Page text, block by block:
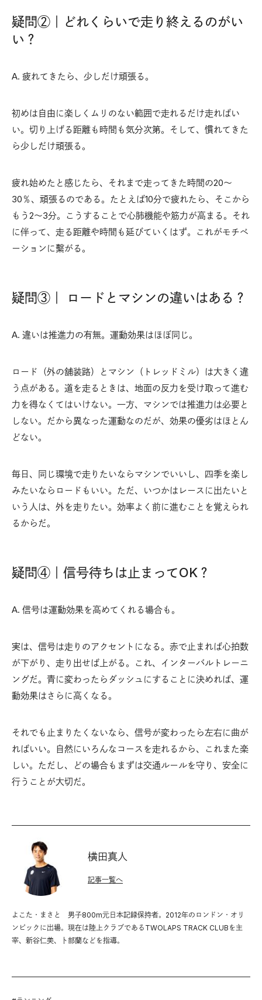
疑問②｜どれくらいで走り終えるのがい
い？
A. 疲れてきたら、少しだけ頑張る。
初めは自由に楽しくムリのない範囲で走れるだけ走ればい
い。切り上げる距離も時間も気分次第。そして、慣れてきた
ら少しだけ頑張る。
疲れ始めたと感じたら、それまで走ってきた時間の20～
30％、頑張るのである。たとえば10分で疲れたら、そこから
もう2～3分。こうすることで心肺機能や筋力が高まる。それ
に伴って、走る距離や時間も延びていくはず。これがモチベ
ーションに繫がる。
疑問③｜ ロードとマシンの違いはある？
A. 違いは推進力の有無。運動効果はほぼ同じ。
ロード（外の舗装路）とマシン（トレッドミル）は大きく違
う点がある。道を走るときは、地面の反力を受け取って進む
力を得なくてはいけない。一方、マシンでは推進力は必要と
しない。だから異なった運動なのだが、効果の優劣はほとん
どない。
毎日、同じ環境で走りたいならマシンでいいし、四季を楽し
みたいならロードもいい。ただ、いつかはレースに出たいと
いう人は、外を走りたい。効率よく前に進むことを覚えられ
るからだ。
疑問④｜信号待ちは止まってOK？
A. 信号は運動効果を高めてくれる場合も。
実は、信号は走りのアクセントになる。赤で止まれば心拍数
が下がり、走り出せば上がる。これ、インターバルトレーニ
ングだ。青に変わったらダッシュにすることに決めれば、運
動効果はさらに高くなる。
それでも止まりたくないなら、信号が変わったら左右に曲が
ればいい。自然にいろんなコースを走れるから、これまた楽
しい。ただし、どの場合もまずは交通ルールを守り、安全に
行うことが大切だ。
横田真人
よこた・まさと 男子800m元日本記録保持者。2012年のロンドン・オリ
ンピックに出場。現在は陸上クラブであるTWOLAPS TRACK CLUBを主
宰、新谷仁美、卜部蘭などを指導。
記事一覧へ